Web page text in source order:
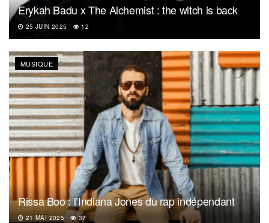
Erykah Badu x The Alchemist : the witch is back
25 JUIN 2025 12
MUSIQUE
Rissa Boo : l’Indiana Jones du rap indépendant
21 MAI 2025 37